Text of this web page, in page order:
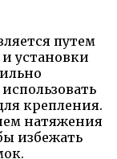
путем
установки
крепления.
натяжения
избежать